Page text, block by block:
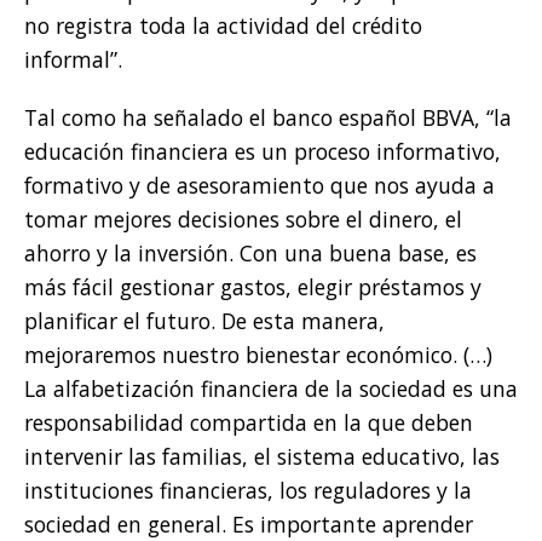
no registra toda la actividad del crédito
informal”.
Tal como ha señalado el banco español BBVA, “la
educación financiera es un proceso informativo,
formativo y de asesoramiento que nos ayuda a
tomar mejores decisiones sobre el dinero, el
ahorro y la inversión. Con una buena base, es
más fácil gestionar gastos, elegir préstamos y
planificar el futuro. De esta manera,
mejoraremos nuestro bienestar económico. (…)
La alfabetización financiera de la sociedad es una
responsabilidad compartida en la que deben
intervenir las familias, el sistema educativo, las
instituciones financieras, los reguladores y la
sociedad en general. Es importante aprender